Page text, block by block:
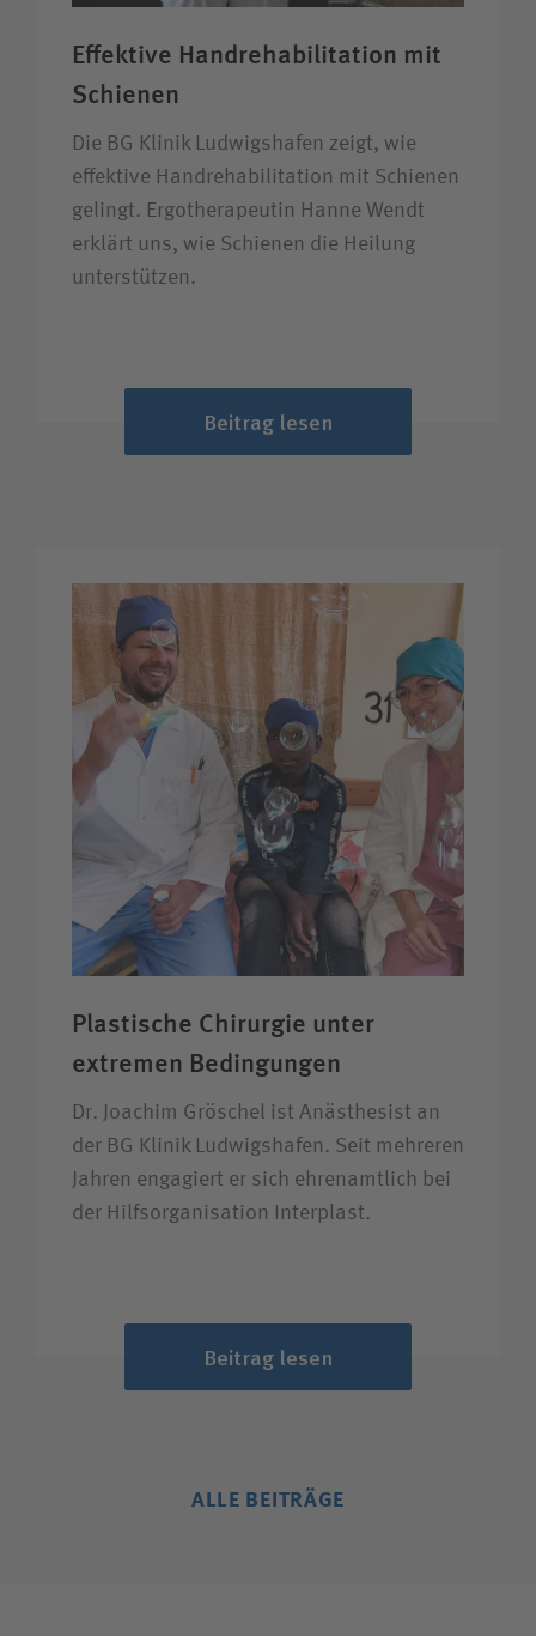
Effektive Handrehabilitation mit
Schienen
Die BG Klinik Ludwigshafen zeigt, wie
effektive Handrehabilitation mit Schienen
gelingt. Ergotherapeutin Hanne Wendt
erklärt uns, wie Schienen die Heilung
unterstützen.
Beitrag lesen
Plastische Chirurgie unter
extremen Bedingungen
Dr. Joachim Gröschel ist Anästhesist an
der BG Klinik Ludwigshafen. Seit mehreren
Jahren engagiert er sich ehrenamtlich bei
der Hilfsorganisation Interplast.
Beitrag lesen
ALLE BEITRÄGE